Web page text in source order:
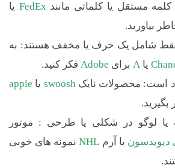
کلمه مستقل یا کلماتی مانندFedEx یا
بیاورید.
شامل یک حرف یا مخفف هستند: به
یا Aبرای Adobeفکر کنید.
است: محصولات نایکswoosh یا apple
لوگو در شکلی یا طرحی : موتور
دیویدسون یا آرم NHLنمونه های خوبی